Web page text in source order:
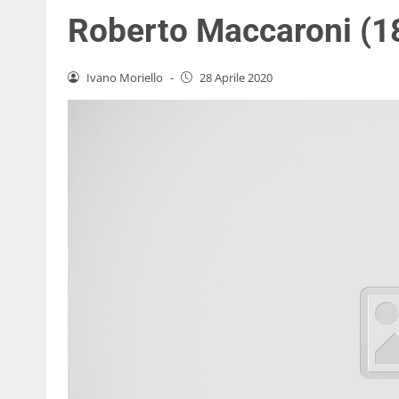
Roberto Maccaroni
Ivano Moriello - 28 Aprile 2020